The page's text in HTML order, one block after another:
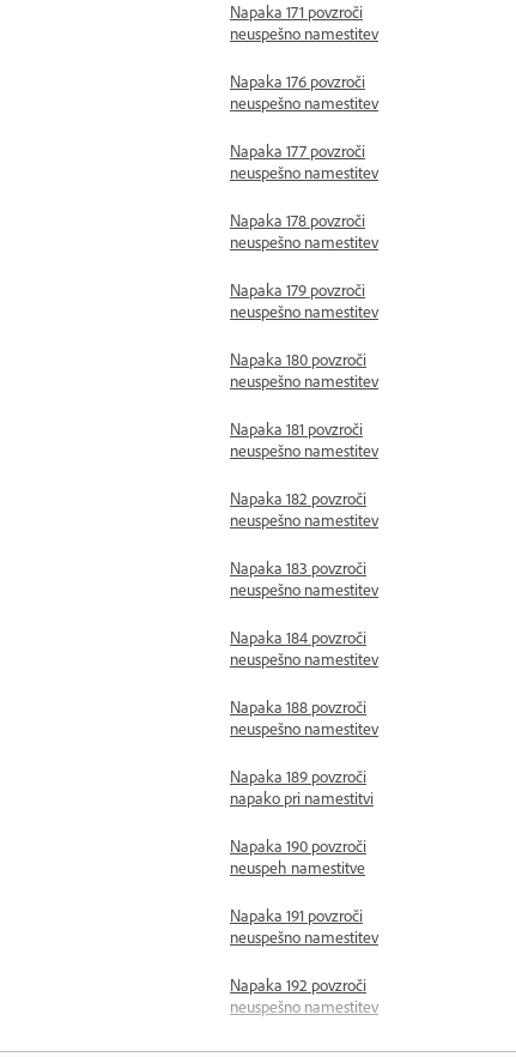
Napaka 171 povzroči
neuspešno namestitev
Napaka 176 povzroči
neuspešno namestitev
Napaka 177 povzroči
neuspešno namestitev
Napaka 178 povzroči
neuspešno namestitev
Napaka 179 povzroči
neuspešno namestitev
Napaka 180 povzroči
neuspešno namestitev
Napaka 181 povzroči
neuspešno namestitev
Napaka 182 povzroči
neuspešno namestitev
Napaka 183 povzroči
neuspešno namestitev
Napaka 184 povzroči
neuspešno namestitev
Napaka 188 povzroči
neuspešno namestitev
Napaka 189 povzroči
napako pri namestitvi
Napaka 190 povzroči
neuspeh namestitve
Napaka 191 povzroči
neuspešno namestitev
Napaka 192 povzroči
neuspešno namestitev